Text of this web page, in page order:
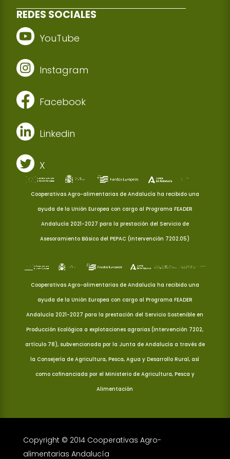
REDES SOCIALES
YouTube
Instagram
Facebook
Linkedin
X
Cooperativas Agro-alimentarias de Andalucía ha recibido una
ayuda de la Unión Europea con cargo al Programa FEADER
Andalucía 2021-2027 para la prestación del Servicio de
Asesoramiento Básico del PEPAC (Intervención 7202.05)
Cooperativas Agro-alimentarias de Andalucía ha recibido una
ayuda de la Unión Europea con cargo al Programa FEADER
Andalucía 2021-2027 para la prestación del Servicio Sostenible en
Producción Ecológica a explotaciones agrarias (Intervención 7202,
artículo 78), subvencionada por la Junta de Andalucía a través de
la Consejería de Agricultura, Pesca, Agua y Desarrollo Rural, así
como cofinanciada por el Ministerio de Agricultura, Pesca y
Alimentación
Copyright © 2014 Cooperativas Agro-
alimentarias Andalucía